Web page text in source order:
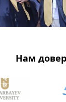
Нам